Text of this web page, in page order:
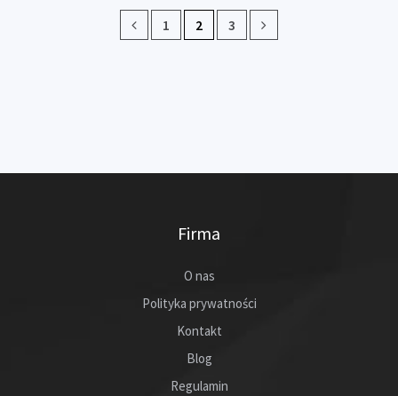
1 2 3
Firma
O nas
Polityka prywatności
Kontakt
Blog
Regulamin